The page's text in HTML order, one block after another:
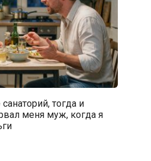
тогда и
меня муж, когда я